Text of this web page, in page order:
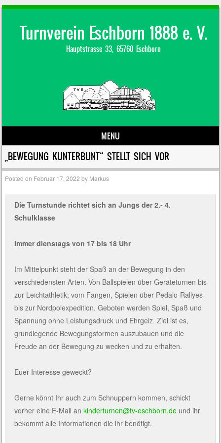
Turnverein Eschborn 1888 e. V.
Hauptstrasse 33, 65760 Eschborn
MENU
Skip to content
„BEWEGUNG KUNTERBUNT“ STELLT SICH VOR
Posted on Februar 17, 2022 by Markus
Die Turnstunde richtet sich an Jungs der 2.- 4.
Schulklasse
Immer dienstags von 17 bis 18 Uhr
Im Mittelpunkt steht der Spaß an der Bewegung in den
verschiedensten Arten. Von Ballspielen über Geräteturnen bis
zur Leichtathletik; vom Fangen, Spielen über Pedalo-Rallyes
bis zur Nordpolexpedition. Geboten werden Spiel, Spaß und
Spannung ohne Leistungsdruck und Ehrgeiz. Ziel ist es,
grundlegende Bewegungsformen auszubauen und die
Freude an der Bewegung zu wecken und zu erhalten.
Euer Interesse geweckt?
Gerne könnt Ihr auch zum Schnuppern kommen, schickt
vorher eine E-Mail an kinderturnen@tv-eschborn.deund ihr
bekommt alle Informationen die ihr benötigt.